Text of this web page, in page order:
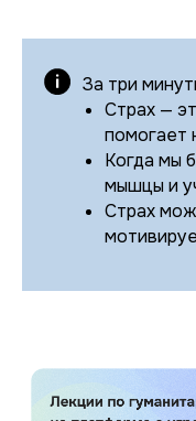
За три
Страх —
помогает
Когда мы
мышцы и
Страх